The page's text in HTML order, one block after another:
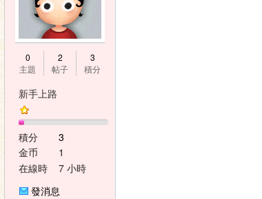
0
主題
2
帖子
3
積分
新手上路
積分
3
金币
1
在線時
7 小時
發消息